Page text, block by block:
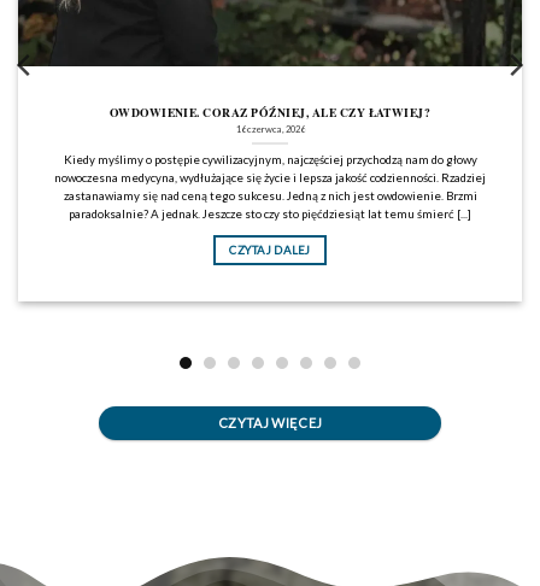
OWDOWIENIE. CORAZ PÓŹNIEJ, ALE CZY ŁATWIEJ?
16 czerwca, 2026
Kiedy myślimy o postępie cywilizacyjnym, najczęściej przychodzą nam do głowy
nowoczesna medycyna, wydłużające się życie i lepsza jakość codzienności. Rzadziej
zastanawiamy się nad ceną tego sukcesu. Jedną z nich jest owdowienie. Brzmi
paradoksalnie? A jednak. Jeszcze sto czy sto pięćdziesiąt lat temu śmierć [...]
CZYTAJ DALEJ
CZYTAJ WIĘCEJ